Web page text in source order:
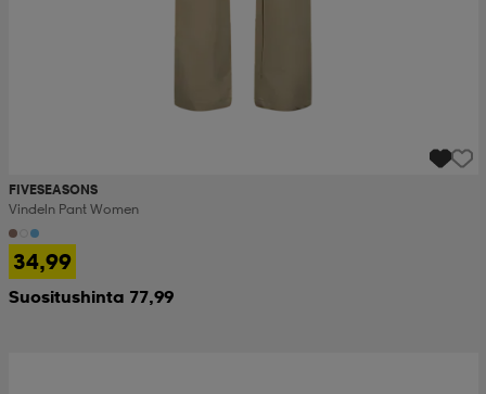
FIVESEASONS
Vindeln Pant Women
34,99
Suositushinta 77,99